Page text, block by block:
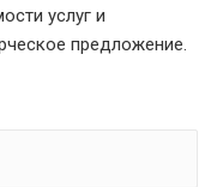
услуг и
предложение.